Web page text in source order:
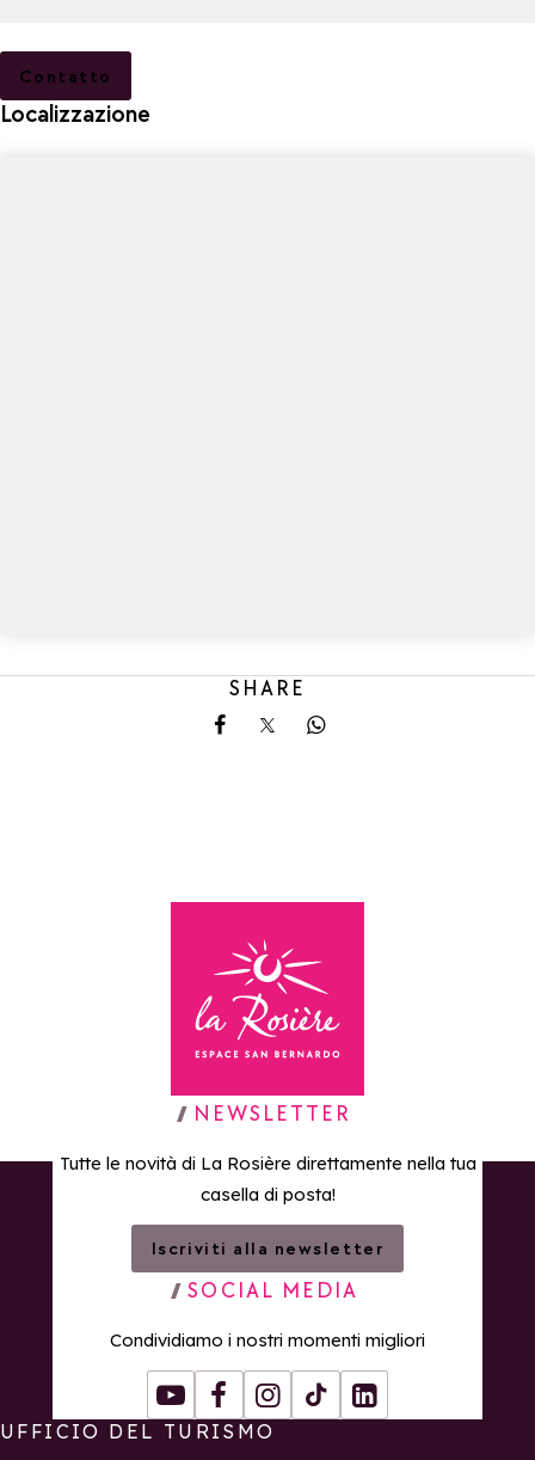
Contatto
Localizzazione
SHARE
Share on Facebook
Share on XShare on Whatsapp
Torna alla home page
NEWSLETTER
Tutte le novità di La Rosière direttamente nella tua
casella di posta!
Iscriviti alla newsletter
SOCIAL MEDIA
Condividiamo i nostri momenti migliori
YoutubeFacebookInstagram
Tiktok LinkedIn
UFFICIO DEL TURISMO